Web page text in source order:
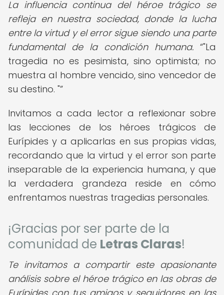
La influencia continua del héroe trágico se
refleja en nuestra sociedad, donde la lucha
entre la virtud y el error sigue siendo una parte
fundamental de la condición humana.
"La
tragedia no es pesimista, sino optimista; no
muestra al hombre vencido, sino vencedor de
su destino. "
Invitamos a cada lector a reflexionar sobre
las lecciones de los héroes trágicos de
Eurípides y a aplicarlas en sus propias vidas,
recordando que la virtud y el error son parte
inseparable de la experiencia humana, y que
la verdadera grandeza reside en cómo
enfrentamos nuestras tragedias personales.
¡Gracias por ser parte de la
comunidad de Letras Claras!
Te invitamos a compartir este apasionante
análisis sobre el héroe trágico en las obras de